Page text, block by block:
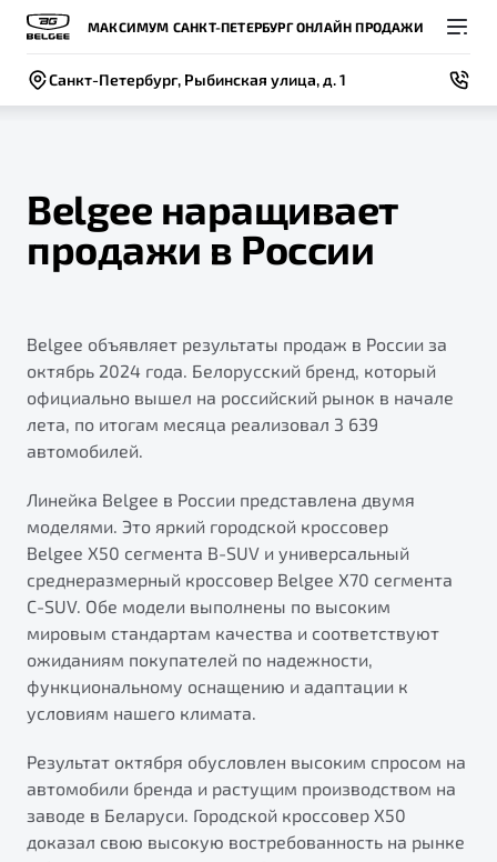
МАКСИМУМ САНКТ-ПЕТЕРБУРГ ОНЛАЙН ПРОДАЖИ
Санкт-Петербург, Рыбинская улица, д. 1
Модели
X50+
Яркий кроссовер
от 2 219 990 ₽*
Покупателям
Автомобили в наличии
Спецпредложения и Акции
Записаться на тест-драйв
Автокредит
Трейд-ин
Страхование
Расчет КАСКО
Владельцам
Записаться на сервис
Руководство по эксплуатации
Техническое обслуживание
ПОДДЕРЖКА
Гарантия Belgee
Belgee Линк
Belgee Клуб
Belgee Плюс
Реферальная программа
Клиентская поддержка
Помощь на дорогах
О компании
Новости
Контакты
BELGEE В РОССИИ
О дилерском центре
Правовая информация
Belgee наращивает
продажи в России
Belgee объявляет результаты продаж в России за
октябрь 2024 года. Белорусский бренд, который
официально вышел на российский рынок в начале
лета, по итогам месяца реализовал 3 639
автомобилей.
Линейка Belgee в России представлена двумя
моделями. Это яркий городской кроссовер
Belgee X50 сегмента B-SUV и универсальный
среднеразмерный кроссовер Belgee X70 сегмента
C-SUV. Обе модели выполнены по высоким
мировым стандартам качества и соответствуют
ожиданиям покупателей по надежности,
функциональному оснащению и адаптации к
условиям нашего климата.
Результат октября обусловлен высоким спросом на
автомобили бренда и растущим производством на
заводе в Беларуси. Городской кроссовер X50
доказал свою высокую востребованность на рынке